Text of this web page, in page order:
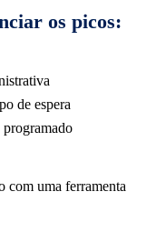
os picos:
de espera
programado
com uma ferramenta